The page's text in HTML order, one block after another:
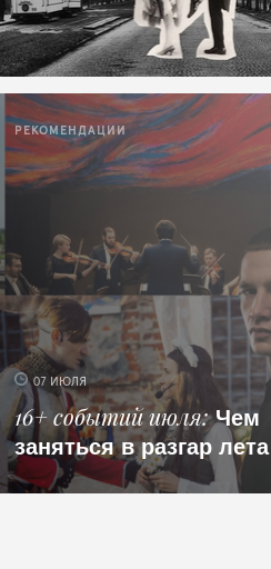
РЕКОМЕНДАЦИИ
07 ИЮЛЯ
16+ событий июля Чем
заняться в разгар лета